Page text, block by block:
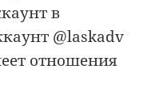
в
@laskadv
отношения